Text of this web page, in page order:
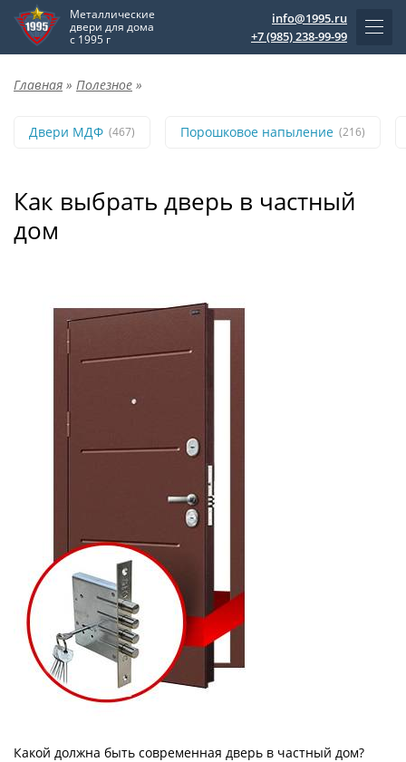
Металлические
двери для дома
с 1995 г
info@1995.ru
+7 (985) 238-99-99
Главная » Полезное »
Двери МДФ (467) Порошковое напыление (216)
Как выбрать дверь в частный
дом
Какой должна быть современная дверь в частный дом?